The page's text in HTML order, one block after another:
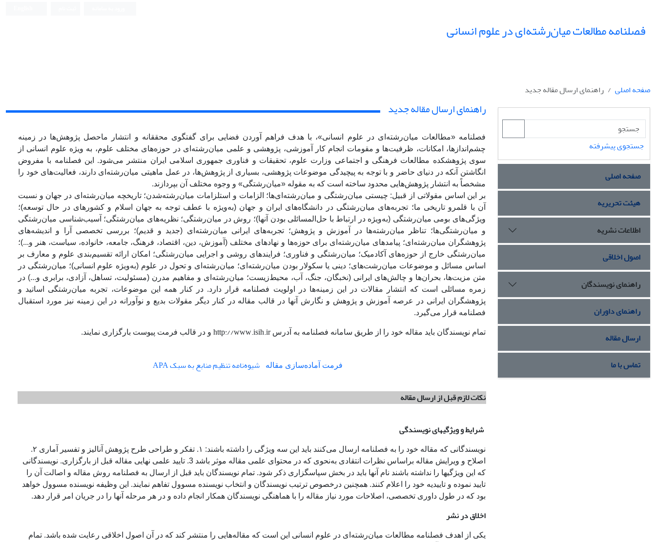
فصلنامه مطالعات میان‌رشته‌ای در علوم انسانی
صفحه اصلی راهنمای ارسال مقاله جدید
جستجوی پیشرفته
صفحه اصلی
هیئت تحریریه
اطلاعات نشریه
اصول اخلاقی
راهنمای نویسندگان
راهنمای داوران
ارسال مقاله
تماس با ما
راهنمای ارسال مقاله جدید
فصلنامه «مطالعات میان‌رشته‌ای در علوم انسانی»، با هدف فراهم آوردن فضایی برای گفتگوی محققانه و انتشار ماحصل پژوهش‌ها در زمینه
چشم‌اندازها، امکانات، ظرفیت‌ها و مقومات انجام کار آموزشی، پژوهشی و علمی میان‌رشته‌ای در حوزه‌های مختلف علوم، به ویژه علوم انسانی از
سوی پژوهشکده مطالعات فرهنگی و اجتماعی وزارت علوم، تحقیقات و فناوری جمهوری اسلامی ایران منتشر می‌شود. این فصلنامه با مفروض
انگاشتن آنکه در دنیای حاضر و با توجه به پیچیدگی موضوعات پژوهشی، بسیاری از پژوهش‌ها، در عمل ماهیتی میان‌رشته‌ای دارند، فعالیت‌های خود را
مشخصاً به انتشار پژوهش‌هایی محدود ساخته است که به مقوله «میان‌رشتگی» و وجوه مختلف آن بپردازند.
بر این اساس مقولاتی از قبیل: چیستی میان‌رشتگی و میان‌رشته‌ای‌ها؛ الزامات و استلزامات میان‌رشته‌شدن؛ تاریخچه میان‌رشته‌ای در جهان و نسبت
آن با قلمرو تاریخی ما؛ تجربه‌های میان‌رشتگی در دانشگاه‌های ایران و جهان (به‌ویژه با عطف توجه به جهان اسلام و کشورهای در حال توسعه)؛
ویژگی‌های بومی میان‌رشتگی (به‌ویژه در ارتباط با حل‌المسائلی بودن آنها)؛ روش در میان‌رشتگی؛ نظریه‌های میان‌رشتگی؛ آسیب‌شناسی میان‌رشتگی
و میان‌رشتگی‌ها؛ تناظر میان‌رشته‌ها در آموزش و پژوهش؛ تجربه‌های ایرانی میان‌رشته‌ای (جدید و قدیم)؛ بررسی تخصصی آرا و اندیشه‌های
پژوهشگران میان‌رشته‌ای؛ پیامدهای میان‌رشته‌ای برای حوزه‌ها و نهادهای مختلف (آموزش، دین، اقتصاد، فرهنگ، جامعه، خانواده، سیاست، هنر و...)؛
میان‌رشتگی خارج از حوزه‌های آکادمیک؛ میان‌رشتگی و فناوری؛ فرایندهای روشی و اجرایی میان‌رشتگی؛ امکان ارائه تقسیم‌بندی علوم و معارف بر
اساس مسائل و موضوعات میان‌رشت‌های؛ دینی یا سکولار بودن میان‌رشته‌ای؛ میان‌رشته‌ای و تحول در علوم (به‌ویژه علوم انسانی)؛ میان‌رشتگی در
متن مزیت‌ها، بحران‌ها و چالش‌های ایرانی (نخبگان، جنگ، آب، محیط‌زیست؛ میان‌رشته‌ای و مفاهیم مدرن (مسئولیت، تساهل، آزادی، برابری و...) در
زمره مسائلی است که انتشار مقالات در این زمینه‌ها در اولویت فصلنامه قرار دارد. در کنار همه این موضوعات، تجربه میان‌رشتگی اساتید و
پژوهشگران ایرانی در عرصه آموزش و پژوهش و نگارش آنها در قالب مقاله در کنار دیگر مقولات بدیع و نوآورانه در این زمینه نیز مورد استقبال
فصلنامه قرار می‌گیرد.
تمام نویسندگان باید مقاله خود را از طریق سامانه فصلنامه به آدرسhttp://www.isih.ir و در قالب فرمت پیوست بارگزاری نمایند.
فرمت آماده‌سازی مقاله شیوه‌نامه تنظیم منابع به سبک APA
نکات لازم قبل از ارسال مقاله
شرایط و ویژگیهای نویسندگی
نویسندگانی که مقاله خود را به فصلنامه ارسال می‌کنند باید این سه ویژگی را داشته باشند:‌ ۱. تفکر و طراحی طرح پژوهش آنالیز و تفسیر آماری ۲.
اصلاح و ویرایش مقاله براساس نظرات انتقادی به‌نحوی که در محتوای علمی مقاله موثر باشد 3. تایید علمی نهایی مقاله قبل از بارگزاری. نویسندگانی
که این ویژگیها را نداشته باشند نام آنها باید در بخش سپاسگزاری ذکر شود. تمام نویسندگان باید قبل از ارسال به فصلنامه روش مقاله و اصالت آن را
تایید نموده و تاییدیه خود را اعلام کنند. همچنین درخصوص ترتیب نویسندگان و انتخاب نویسنده مسوول تفاهم نمایند. این وظیفه نویسنده مسوول خواهد
بود که در طول داوری تخصصی، اصلاحات مورد نیاز مقاله را با هماهنگی نویسندگان همکار انجام داده و در هر مرحله آنها را در جریان امر قرار دهد.
اخلاق در نشر
یکی از اهدف فصلنامه مطالعات میان‌رشته‌ای در علوم انسانی این است که مقاله‌هایی را منتشر کند که در آن اصول اخلاقی رعایت شده باشد. تمام